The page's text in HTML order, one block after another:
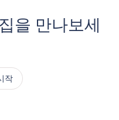
을 만나보세
작